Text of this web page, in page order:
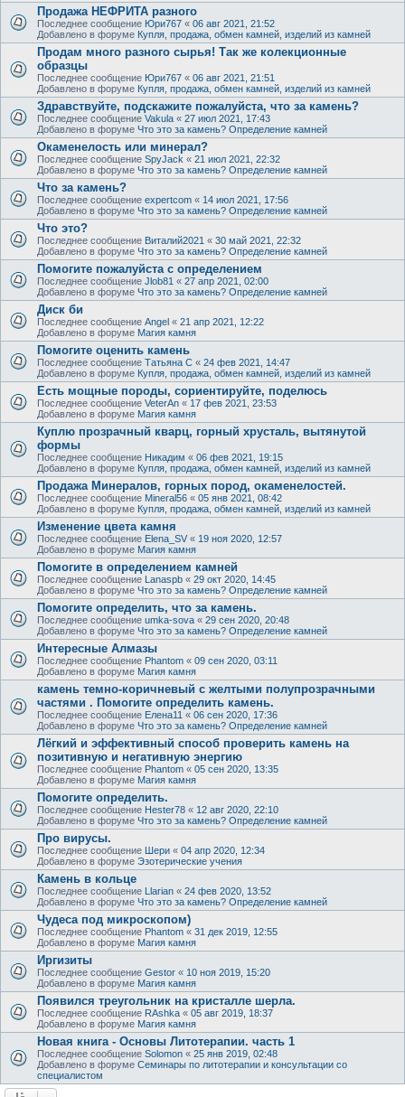
Продажа НЕФРИТА разного
Последнее сообщение Юри767 « 06 авг 2021, 21:52
Добавлено в форуме Купля, продажа, обмен камней, изделий из камней
Продам много разного сырья! Так же колекционные
образцы
Последнее сообщение Юри767 « 06 авг 2021, 21:51
Добавлено в форуме Купля, продажа, обмен камней, изделий из камней
Здравствуйте, подскажите пожалуйста, что за камень?
Последнее сообщение Vakula « 27 июл 2021, 17:43
Добавлено в форуме Что это за камень? Определение камней
Окаменелость или минерал?
Последнее сообщение SpyJack « 21 июл 2021, 22:32
Добавлено в форуме Что это за камень? Определение камней
Что за камень?
Последнее сообщение expertcom « 14 июл 2021, 17:56
Добавлено в форуме Что это за камень? Определение камней
Что это?
Последнее сообщение Виталий2021 « 30 май 2021, 22:32
Добавлено в форуме Что это за камень? Определение камней
Помогите пожалуйста с определением
Последнее сообщение Jlob81 « 27 апр 2021, 02:00
Добавлено в форуме Что это за камень? Определение камней
Диск би
Последнее сообщение Angel « 21 апр 2021, 12:22
Добавлено в форуме Магия камня
Помогите оценить камень
Последнее сообщение Татьяна С « 24 фев 2021, 14:47
Добавлено в форуме Купля, продажа, обмен камней, изделий из камней
Есть мощные породы, сориентируйте, поделюсь
Последнее сообщение VeterAn « 17 фев 2021, 23:53
Добавлено в форуме Магия камня
Куплю прозрачный кварц, горный хрусталь, вытянутой
формы
Последнее сообщение Никадим « 06 фев 2021, 19:15
Добавлено в форуме Купля, продажа, обмен камней, изделий из камней
Продажа Минералов, горных пород, окаменелостей.
Последнее сообщение Mineral56 « 05 янв 2021, 08:42
Добавлено в форуме Купля, продажа, обмен камней, изделий из камней
Изменение цвета камня
Последнее сообщение Elena_SV « 19 ноя 2020, 12:57
Добавлено в форуме Магия камня
Помогите в определением камней
Последнее сообщение Lanaspb « 29 окт 2020, 14:45
Добавлено в форуме Что это за камень? Определение камней
Помогите определить, что за камень.
Последнее сообщение umka-sova « 29 сен 2020, 20:48
Добавлено в форуме Что это за камень? Определение камней
Интересные Алмазы
Последнее сообщение Phantom « 09 сен 2020, 03:11
Добавлено в форуме Магия камня
камень темно-коричневый с желтыми полупрозрачными
частями . Помогите определить камень.
Последнее сообщение Елена11 « 06 сен 2020, 17:36
Добавлено в форуме Что это за камень? Определение камней
Лёгкий и эффективный способ проверить камень на
позитивную и негативную энергию
Последнее сообщение Phantom « 05 сен 2020, 13:35
Добавлено в форуме Магия камня
Помогите определить.
Последнее сообщение Hester78 « 12 авг 2020, 22:10
Добавлено в форуме Что это за камень? Определение камней
Про вирусы.
Последнее сообщение Шери « 04 апр 2020, 12:34
Добавлено в форуме Эзотерические учения
Камень в кольце
Последнее сообщение Llarian « 24 фев 2020, 13:52
Добавлено в форуме Что это за камень? Определение камней
Чудеса под микроскопом)
Последнее сообщение Phantom « 31 дек 2019, 12:55
Добавлено в форуме Магия камня
Иргизиты
Последнее сообщение Gestor « 10 ноя 2019, 15:20
Добавлено в форуме Магия камня
Появился треугольник на кристалле шерла.
Последнее сообщение RAshka « 05 авг 2019, 18:37
Добавлено в форуме Магия камня
Новая книга - Основы Литотерапии. часть 1
Последнее сообщение Solomon « 25 янв 2019, 02:48
Добавлено в форуме Семинары по литотерапии и консультации со
специалистом